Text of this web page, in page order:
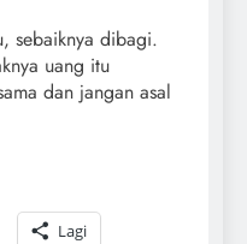
sebaiknya dibagi.
uang itu
dan jangan asal
Lagi